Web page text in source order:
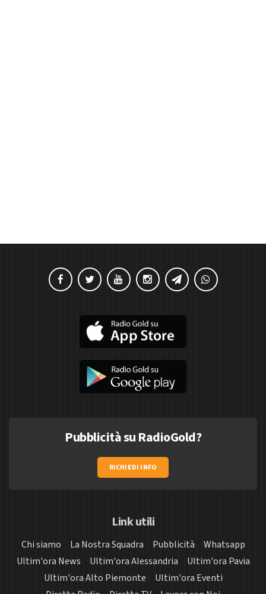
Pubblicità su RadioGold?
RICHIEDI INFO
Link utili
Chi siamo La Nostra Squadra Pubblicità
Whatsapp
Ultim'ora News
Ultim'ora Alessandria
Ultim'ora Pavia
Ultim'ora Alto Piemonte
Ultim'ora Eventi